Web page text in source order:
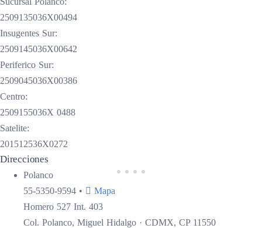
2509135036X00494
Insugentes Sur:
2509145036X00642
Periferico Sur:
2509045036X00386
Centro:
2509155036X 0488
Satelite:
201512536X0272
Direcciones
Polanco
55-5350-9594 •
Mapa
Homero 527 Int. 403
Col. Polanco, Miguel Hidalgo · CDMX, CP 11550